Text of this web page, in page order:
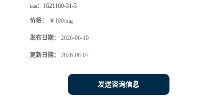
cas： 1621160-31-3
价格： ￥100/mg
发布日期： 2026-06-10
更新日期： 2026-08-07
发送咨询信息